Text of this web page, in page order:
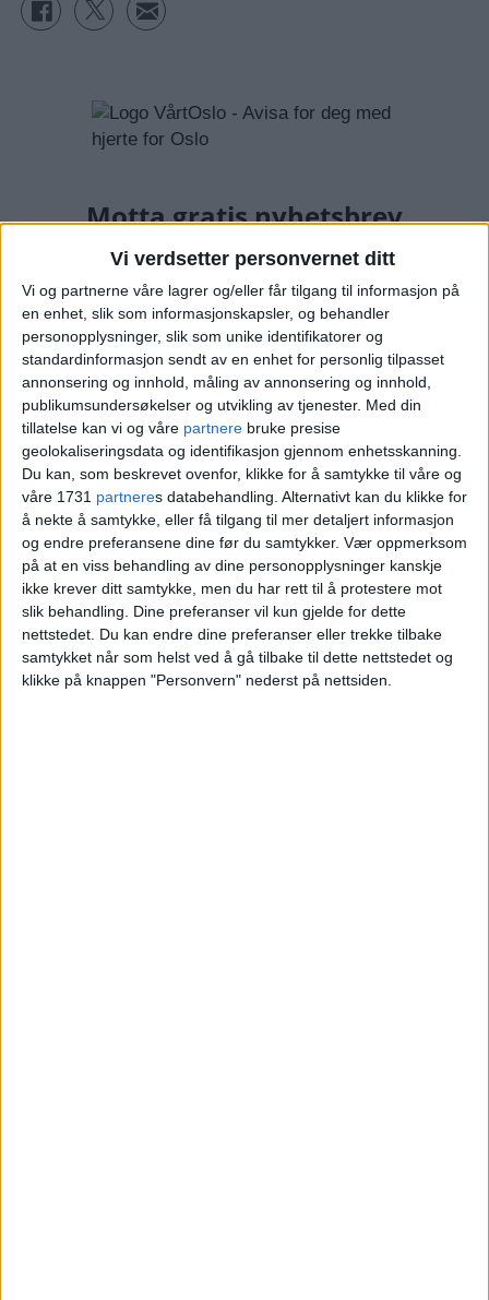
Vi verdsetter personvernet ditt
Vi og partnerne våre lagrer og/eller får tilgang til informasjon på
en enhet, slik som informasjonskapsler, og behandler
personopplysninger, slik som unike identifikatorer og
standardinformasjon sendt av en enhet for personlig tilpasset
annonsering og innhold, måling av annonsering og innhold,
publikumsundersøkelser og utvikling av tjenester. Med din
tillatelse kan vi og våre partnere bruke presise
geolokaliseringsdata og identifikasjon gjennom enhetsskanning.
Du kan, som beskrevet ovenfor, klikke for å samtykke til våre og
våre 1731 partneres databehandling. Alternativt kan du klikke for
å nekte å samtykke, eller få tilgang til mer detaljert informasjon
og endre preferansene dine før du samtykker. Vær oppmerksom
på at en viss behandling av dine personopplysninger kanskje
ikke krever ditt samtykke, men du har rett til å protestere mot
slik behandling. Dine preferanser vil kun gjelde for dette
nettstedet. Du kan endre dine preferanser eller trekke tilbake
samtykket når som helst ved å gå tilbake til dette nettstedet og
klikke på knappen "Personvern" nederst på nettsiden.